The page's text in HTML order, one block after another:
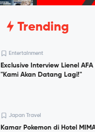
Trending
Entertainment
Exclusive Interview Lienel
"Kami Akan Datang Lagi!"
Japan Travel
Kamar Pokemon di Hotel